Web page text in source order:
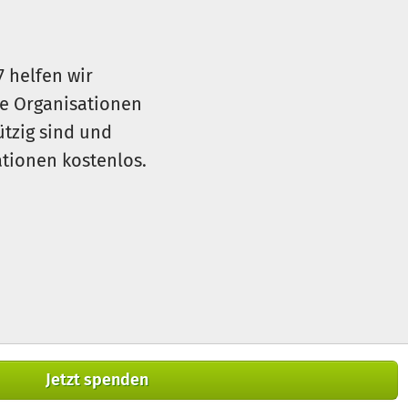
Jetzt spenden
helfen wir
Organisationen
sind und
kostenlos.